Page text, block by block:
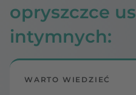
opryszczce
intymnych:
WARTO WIEDZIEĆ